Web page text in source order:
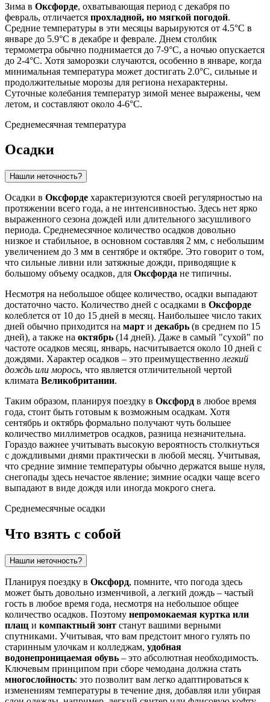
Зима в Оксфорде, охватывающая период с декабря по
февраль, отличается прохладной, но мягкой погодой.
Средние температуры в эти месяцы варьируются от 4.5°C в
январе до 5.9°C в декабре и феврале. Днем столбик
термометра обычно поднимается до 7-9°C, а ночью опускается
до 2-4°C. Хотя заморозки случаются, особенно в январе, когда
минимальная температура может достигать 2.0°C, сильные и
продолжительные морозы для региона нехарактерны.
Суточные колебания температур зимой менее выражены, чем
летом, и составляют около 4-6°C.
Среднемесячная температура
Осадки
Нашли неточность?
Осадки в Оксфорде характеризуются своей регулярностью на
протяжении всего года, а не интенсивностью. Здесь нет ярко
выраженного сезона дождей или длительного засушливого
периода. Среднемесячное количество осадков довольно
низкое и стабильное, в основном составляя 2 мм, с небольшим
увеличением до 3 мм в сентябре и октябре. Это говорит о том,
что сильные ливни или затяжные дожди, приводящие к
большому объему осадков, для Оксфорда не типичны.
Несмотря на небольшое общее количество, осадки выпадают
достаточно часто. Количество дней с осадками в Оксфорде
колеблется от 10 до 15 дней в месяц. Наибольшее число таких
дней обычно приходится на март и декабрь (в среднем по 15
дней), а также на октябрь (14 дней). Даже в самый "сухой" по
частоте осадков месяц, январь, насчитывается около 10 дней с
дождями. Характер осадков – это преимущественно легкий
дождь или морось, что является отличительной чертой
климата Великобритании.
Таким образом, планируя поездку в Оксфорд в любое время
года, стоит быть готовым к возможным осадкам. Хотя
сентябрь и октябрь формально получают чуть большее
количество миллиметров осадков, разница незначительна.
Гораздо важнее учитывать высокую вероятность столкнуться
с дождливыми днями практически в любой месяц. Учитывая,
что средние зимние температуры обычно держатся выше нуля,
снегопады здесь нечастое явление; зимние осадки чаще всего
выпадают в виде дождя или иногда мокрого снега.
Среднемесячные осадки
Что взять с собой
Нашли неточность?
Планируя поездку в Оксфорд, помните, что погода здесь
может быть довольно изменчивой, а легкий дождь – частый
гость в любое время года, несмотря на небольшое общее
количество осадков. Поэтому непромокаемая куртка или
плащ и компактный зонт станут вашими верными
спутниками. Учитывая, что вам предстоит много гулять по
старинным улочкам и колледжам, удобная
водонепроницаемая обувь – это абсолютная необходимость.
Ключевым принципом при сборе чемодана должна стать
многослойность: это позволит вам легко адаптироваться к
изменениям температуры в течение дня, добавляя или убирая